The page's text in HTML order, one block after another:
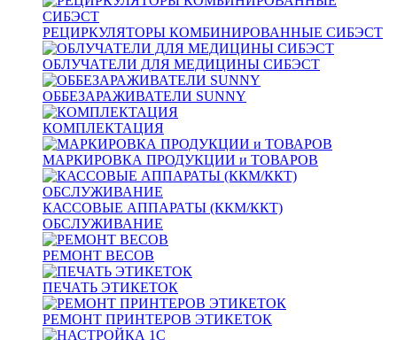
РЕЦИРКУЛЯТОРЫ КОМБИНИРОВАННЫЕ СИБЭСТ
ОБЛУЧАТЕЛИ ДЛЯ МЕДИЦИНЫ СИБЭСТ
ОББЕЗАРАЖИВАТЕЛИ SUNNY
КОМПЛЕКТАЦИЯ
МАРКИРОВКА ПРОДУКЦИИ и ТОВАРОВ
КАССОВЫЕ АППАРАТЫ (ККМ/ККТ)
ОБСЛУЖИВАНИЕ
РЕМОНТ ВЕСОВ
ПЕЧАТЬ ЭТИКЕТОК
РЕМОНТ ПРИНТЕРОВ ЭТИКЕТОК